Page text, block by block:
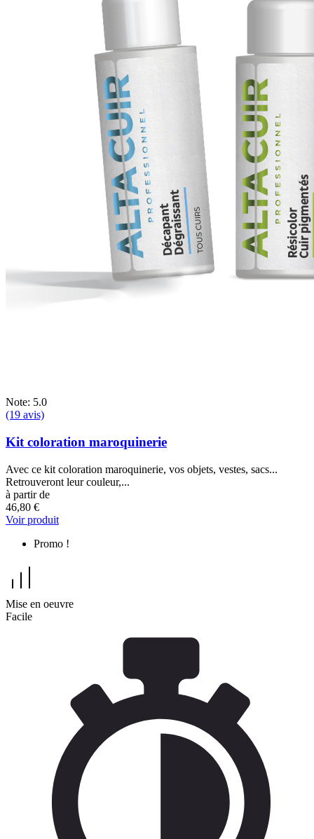
Note: 5.0
(19 avis)
Kit coloration maroquinerie
Avec ce kit coloration maroquinerie, vos objets, vestes, sacs...
Retrouveront leur couleur,...
à partir de
46,80 €
Voir produit
Promo !
Mise en oeuvre
Facile